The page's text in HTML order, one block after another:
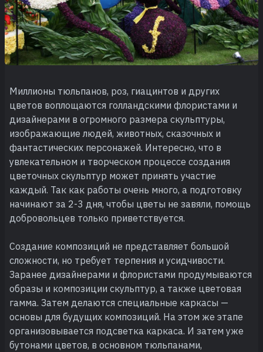
Миллионы тюльпанов, роз, гиацинтов и других
цветов воплощаются голландскими флористами и
дизайнерами в огромного размера скульптуры,
изображающие людей, животных, сказочных и
фантастических персонажей. Интересно, что в
увлекательном и творческом процессе создания
цветочных скульптур может принять участие
каждый. Так как работы очень много, а подготовку
начинают за 2-3 дня, чтобы цветы не завяли, помощь
добровольцев только приветствуется.
Создание композиций не представляет большой
сложности, но требует терпения и усидчивости.
Заранее дизайнерами и флористами продумываются
образы и композиции скульптур, а также цветовая
гамма. Затем делаются специальные каркасы —
основы для будущих композиций. На этом же этапе
организовывается подсветка каркаса. И затем уже
бутонами цветов, в основном тюльпанами,